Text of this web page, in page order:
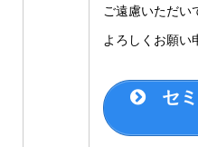
ご遠慮いただい
よろしくお願い
セ